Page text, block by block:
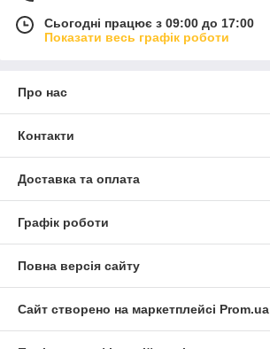
Сьогодні працює з 09:00 до 17:00
Показати весь графік роботи
Про нас
Контакти
Доставка та оплата
Графік роботи
Повна версія сайту
Сайт створено на маркетплейсі Prom.ua